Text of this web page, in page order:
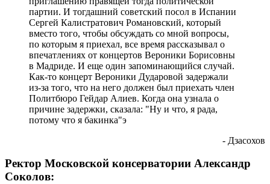
партии. И тогдашний советский посол в Испании
Сергей Калистратович Романовский, который
вместо того, чтобы обсуждать со мной вопросы,
по которым я приехал, все время рассказывал о
впечатлениях от концертов Вероники Борисовны
в Мадриде. И еще один запоминающийся случай.
Как-то концерт Вероники Дударовой задержали
из-за того, что на него должен был приехать член
Политбюро Гейдар Алиев. Когда она узнала о
причине задержки, сказала: "Ну и что, я рада,
потому что я бакинка"э
- Дзасохов
Ректор Московской консерватории Александр
Соколов: